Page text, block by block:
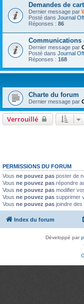
Demandes de
Dernier message par
Posté dans Journal
Réponses : 86
Communications
Dernier message par
Posté dans Journal
Réponses : 168
Charte du forum
Dernier message par
Verrouillé
PERMISSIONS DU FORUM
Vous ne pouvez pas poster de
Vous ne pouvez pas répondre
Vous ne pouvez pas modifier
Vous ne pouvez pas supprimer
Vous ne pouvez pas joindre des
Index du forum
Développé par